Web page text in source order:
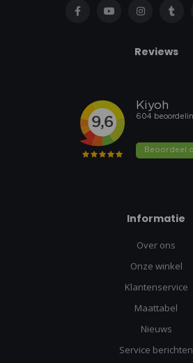
Reviews
Informatie
Over ons
Onze winkel
Klantenservice
Maattabel
Nieuws
Service berichten